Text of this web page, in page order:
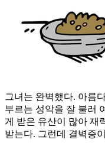
그녀는 완벽했다. 아름
부르는 성악을 잘 불러
게 받은 유산이 많아 재
받는다. 그런데 결벽증